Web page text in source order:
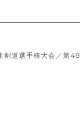
剣道選手権大会／第